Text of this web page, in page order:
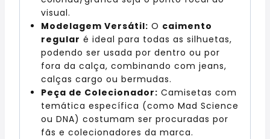
visual.
Modelagem Versátil: O caimento
regular é ideal para todas as silhuetas,
podendo ser usada por dentro ou por
fora da calça, combinando com jeans,
calças cargo ou bermudas.
Peça de Colecionador: Camisetas com
temática específica (como Mad Science
ou DNA) costumam ser procuradas por
fãs e colecionadores da marca.